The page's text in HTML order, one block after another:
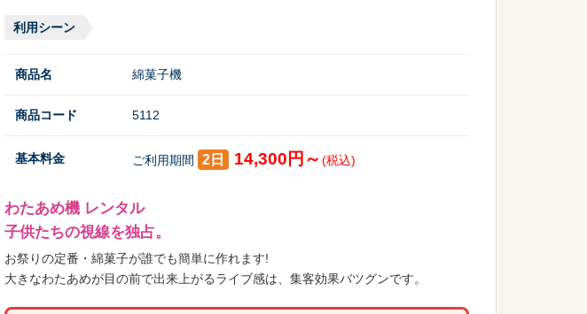
学園祭・文化祭 式典・催事 会議・セミナー
利用シーン
商品名 綿菓子機
商品コード 5112
基本料金 ご利用期間 2日 14,300円～ (税込)
わたあめ機 レンタル
子供たちの視線を独占。
お祭りの定番・綿菓子が誰でも簡単に作れます!
大きなわたあめが目の前で出来上がるライブ感は、集客効果バツグンです。